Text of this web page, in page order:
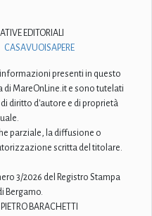
EDITORIALI
CASAVUOISAPERE
presenti in questo
MareOnLine.it e sono tutelati
diritto d'autore e di proprietà
parziale, la diffusione o
scritta del titolare.
3/2026 del Registro Stampa
Bergamo.
BARACHETTI